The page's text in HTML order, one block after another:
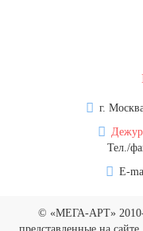
г.
Тел./
E-
© «МЕГА-АРТ» 2010-